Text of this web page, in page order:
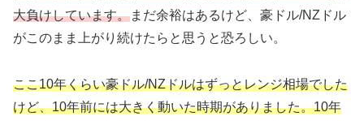
大負けしています。まだ余裕はあるけど、豪ドル/NZドル
がこのまま上がり続けたらと思うと恐ろしい。
ここ10年くらい豪ドル/NZドルはずっとレンジ相場でした
けど、10年前には大きく動いた時期がありました。10年